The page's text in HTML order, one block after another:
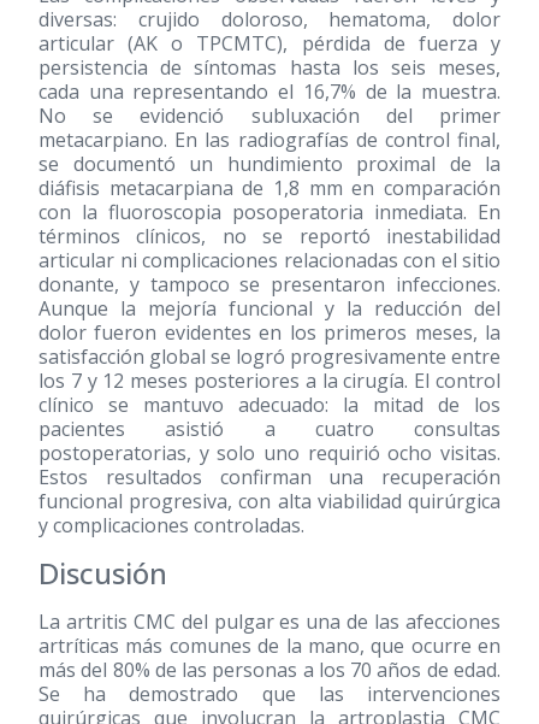
diversas: crujido doloroso, hematoma, dolor
articular (AK o TPCMTC), pérdida de fuerza y
persistencia de síntomas hasta los seis meses,
cada una representando el 16,7% de la muestra.
No se evidenció subluxación del primer
metacarpiano. En las radiografías de control final,
se documentó un hundimiento proximal de la
diáfisis metacarpiana de 1,8 mm en comparación
con la fluoroscopia posoperatoria inmediata. En
términos clínicos, no se reportó inestabilidad
articular ni complicaciones relacionadas con el sitio
donante, y tampoco se presentaron infecciones.
Aunque la mejoría funcional y la reducción del
dolor fueron evidentes en los primeros meses, la
satisfacción global se logró progresivamente entre
los 7 y 12 meses posteriores a la cirugía. El control
clínico se mantuvo adecuado: la mitad de los
pacientes asistió a cuatro consultas
postoperatorias, y solo uno requirió ocho visitas.
Estos resultados confirman una recuperación
funcional progresiva, con alta viabilidad quirúrgica
y complicaciones controladas.
Discusión
La artritis CMC del pulgar es una de las afecciones
artríticas más comunes de la mano, que ocurre en
más del 80% de las personas a los 70 años de edad.
Se ha demostrado que las intervenciones
quirúrgicas que involucran la artroplastia CMC